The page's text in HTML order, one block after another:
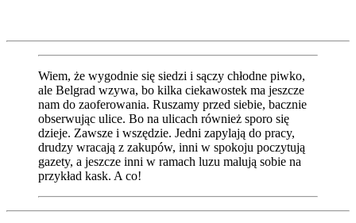
Wiem, że wygodnie się siedzi i sączy chłodne piwko,
ale Belgrad wzywa, bo kilka ciekawostek ma jeszcze
nam do zaoferowania. Ruszamy przed siebie, bacznie
obserwując ulice. Bo na ulicach również sporo się
dzieje. Zawsze i wszędzie. Jedni zapylają do pracy,
drudzy wracają z zakupów, inni w spokoju poczytują
gazety, a jeszcze inni w ramach luzu malują sobie na
przykład kask. A co!